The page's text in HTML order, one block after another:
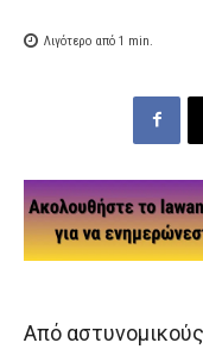
Λιγότερο από 1 min.
Από